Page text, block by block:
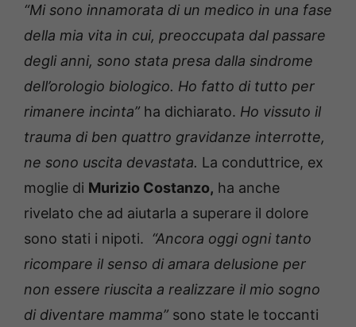
“Mi sono innamorata di un medico in una fase
della mia vita in cui, preoccupata dal passare
degli anni, sono stata presa dalla sindrome
dell’orologio biologico. Ho fatto di tutto per
rimanere incinta” ha dichiarato. Ho vissuto il
trauma di ben quattro gravidanze interrotte,
ne sono uscita devastata. La conduttrice, ex
moglie di Murizio Costanzo, ha anche
rivelato che ad aiutarla a superare il dolore
sono stati i nipoti. “Ancora oggi ogni tanto
ricompare il senso di amara delusione per
non essere riuscita a realizzare il mio sogno
di diventare mamma” sono state le toccanti